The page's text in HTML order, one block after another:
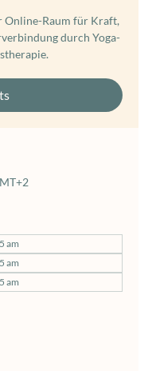
Online-Raum für Kraft,
durch Yoga-
am
am
am